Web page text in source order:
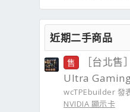
近期二手商品
售
［台北售
Ultra
wcTPEbuilder 發
NVIDIA 顯示卡